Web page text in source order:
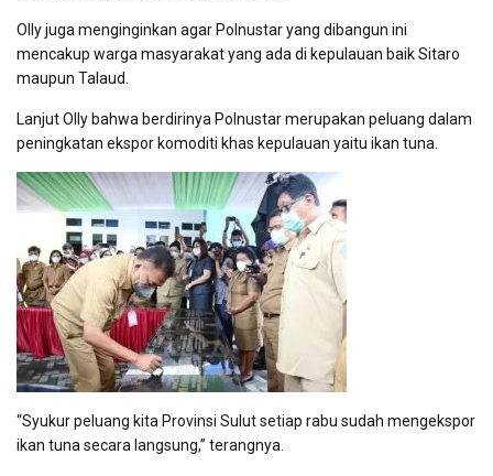
Olly juga menginginkan agar Polnustar yang dibangun ini
mencakup warga masyarakat yang ada di kepulauan baik Sitaro
maupun Talaud.
Lanjut Olly bahwa berdirinya Polnustar merupakan peluang dalam
peningkatan ekspor komoditi khas kepulauan yaitu ikan tuna.
“Syukur peluang kita Provinsi Sulut setiap rabu sudah mengekspor
ikan tuna secara langsung,” terangnya.